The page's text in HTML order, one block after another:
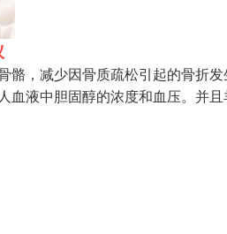
，减少因骨质疏松引起的骨折
血液中胆固醇的浓度和血压。并